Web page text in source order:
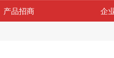
产品招商 企